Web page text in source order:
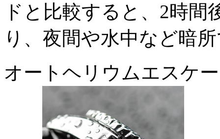
ドと比較すると、2時間
り、夜間や水中など暗
オートヘリウムエスケ